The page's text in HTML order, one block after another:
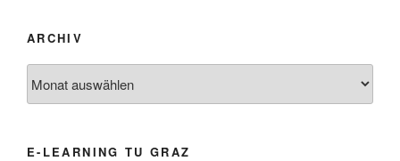
ARCHIV
E-LEARNING TU GRAZ